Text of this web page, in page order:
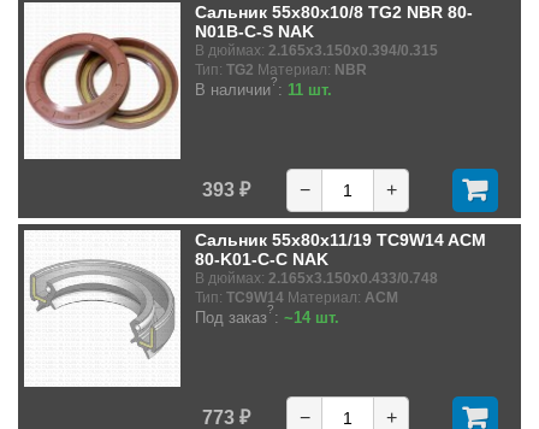
Сальник 55x80x10/8 TG2 NBR 80-
N01B-C-S NAK
В дюймах: 2.165x3.150x0.394/0.315
Тип: TG2 Материал: NBR
В наличии?: 11 шт.
393 ₽ − +
Сальник 55x80x11/19 TC9W14 ACM
80-K01-C-C NAK
В дюймах: 2.165x3.150x0.433/0.748
Тип: TC9W14 Материал: ACM
Под заказ?: ~14 шт.
773 ₽ − +